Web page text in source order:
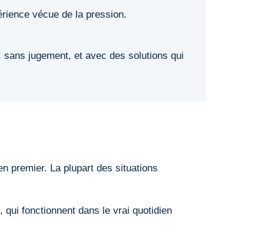
vécue de la pression.
jugement, et avec des solutions qui
premier. La plupart des situations
fonctionnent dans le vrai quotidien